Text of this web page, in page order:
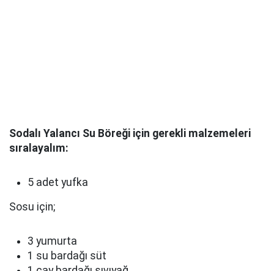
Sodalı Yalancı Su Böreği için gerekli malzemeleri
sıralayalım:
5 adet yufka
Sosu için;
3 yumurta
1 su bardağı süt